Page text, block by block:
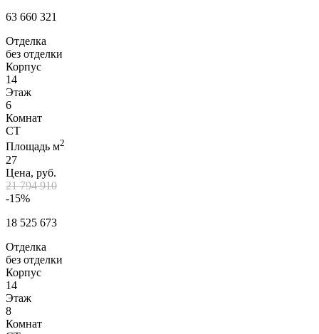
63 660 321
Отделка
без отделки
Корпус
14
Этаж
6
Комнат
СТ
Площадь м2
27
Цена, руб.
21 794 910
-15%
18 525 673
Отделка
без отделки
Корпус
14
Этаж
8
Комнат